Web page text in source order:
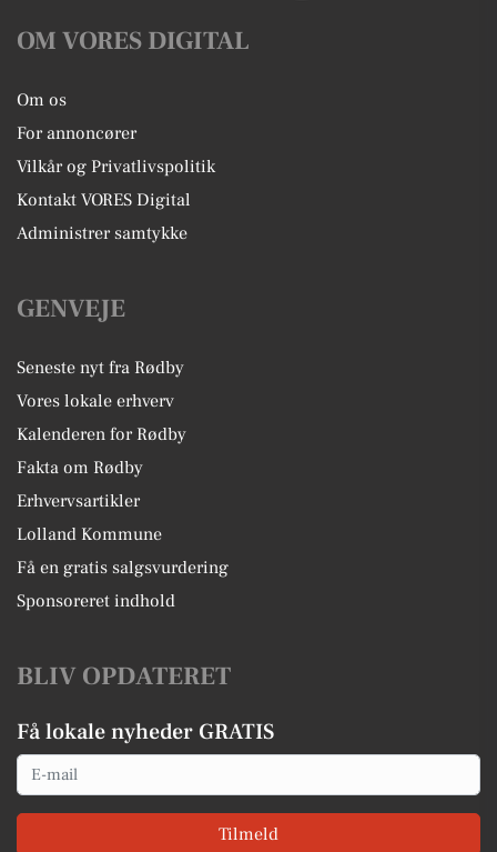
OM VORES DIGITAL
Om os
For annoncører
Vilkår og Privatlivspolitik
Kontakt VORES Digital
Administrer samtykke
GENVEJE
Seneste nyt fra Rødby
Vores lokale erhverv
Kalenderen for Rødby
Fakta om Rødby
Erhvervsartikler
Lolland Kommune
Få en gratis salgsvurdering
Sponsoreret indhold
BLIV OPDATERET
Få lokale nyheder GRATIS
Email
Tilmeld